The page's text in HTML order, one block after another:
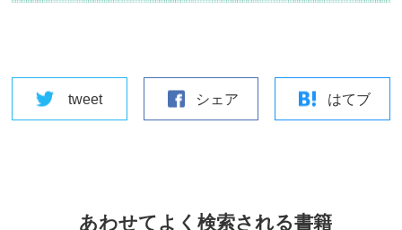
tweet シェア はてブ
あわせてよく検索される書籍